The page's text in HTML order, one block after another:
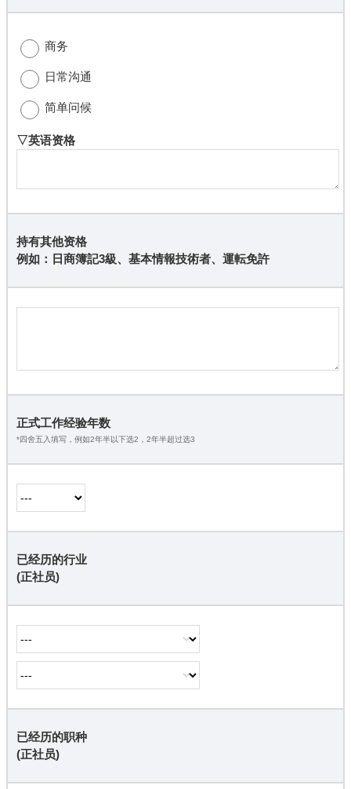
商务
日常沟通
简单问候
▽英语资格
持有其他资格
例如：日商簿記3級、基本情報技術者、運転免許
正式工作经验年数
*四舍五入填写，例如2年半以下选2，2年半超过选3
已经历的行业
(正社员)
已经历的职种
(正社员)